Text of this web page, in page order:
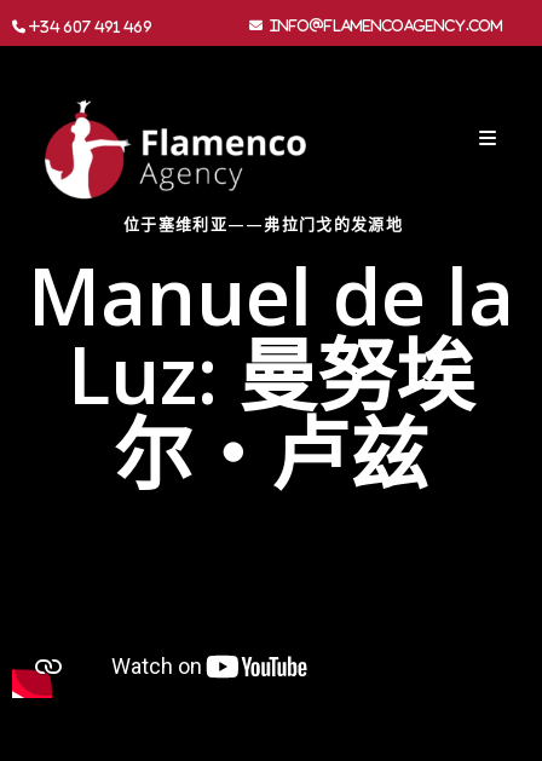
+34 607 491 469 info@flamencoagency.com
位于塞维利亚——弗拉门戈的发源地
Manuel de la
Luz: 曼努埃
尔‧卢兹